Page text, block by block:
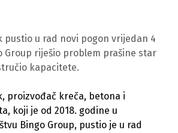
pustio u rad novi pogon vrijedan 4
Group riješio problem prašine star
kapacitete.
proizvođač kreča, betona i
koji je od 2018. godine u
Bingo Group, pustio je u rad